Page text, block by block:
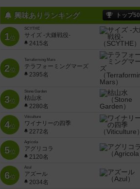
興味ありランキング トップ50
1位
SCYTHE
サイズ -大鎌戦役-
2415名
2位
Terraforming Mars
テラフォーミングマーズ
2395名
3位
Stone Garden
枯山水
2280名
4位
Viticulture
ワイナリーの四季
2272名
5位
Agricola
アグリコラ
2120名
6位
Azul
アズール
2034名